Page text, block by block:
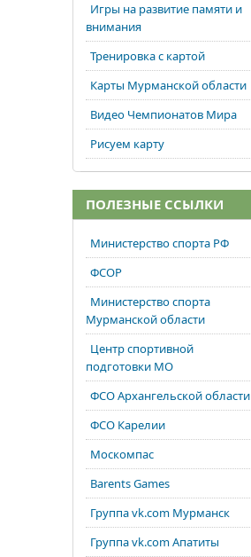
Игры на развитие памяти и
внимания
Тренировка с картой
Карты Мурманской области
Видео Чемпионатов Мира
Рисуем карту
ПОЛЕЗНЫЕ ССЫЛКИ
Министерство спорта РФ
ФСОР
Министерство спорта
Мурманской области
Центр спортивной
подготовки МО
ФСО Архангельской области
ФСО Карелии
Москомпас
Barents Games
Группа vk.com Мурманск
Группа vk.com Апатиты